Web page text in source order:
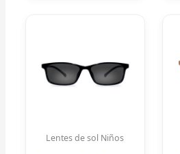
Lentes de sol Niños